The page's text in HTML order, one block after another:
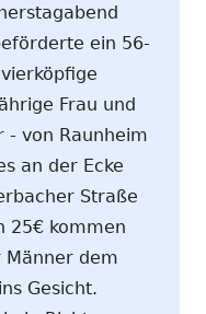
ein 56-
Frau und
- von Raunheim
an der Ecke
Straße
25€ kommen
dem
Gesicht.